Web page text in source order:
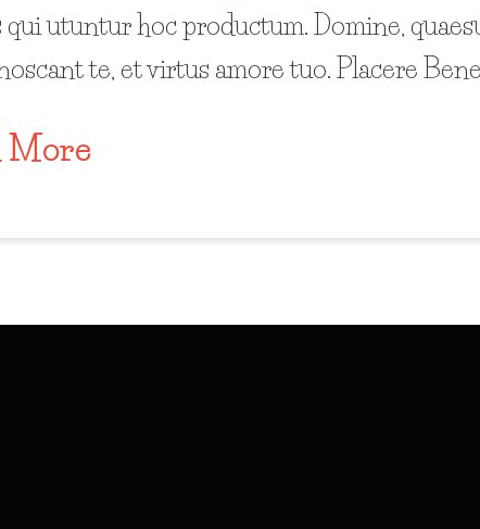
qui utuntur hoc productum. Domine,
te, et virtus amore tuo. Placere
More